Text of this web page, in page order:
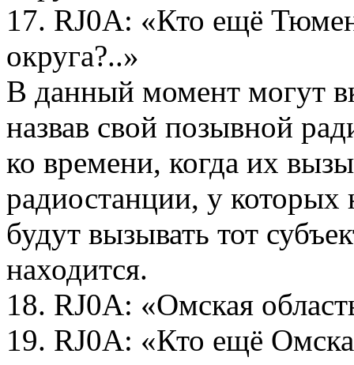
17. RJ0A: «Кто ещё
округа?..»
В данный момент могут
назвав свой позывной
ко времени, когда их
радиостанции, у
будут вызывать тот
находится.
18. RJ0A: «Омская
19. RJ0A: «Кто ещё